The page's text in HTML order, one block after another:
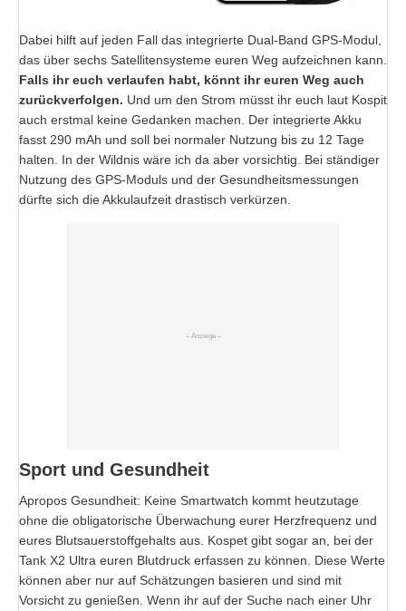
Dabei hilft auf jeden Fall das integrierte Dual-Band GPS-Modul,
das über sechs Satellitensysteme euren Weg aufzeichnen kann.
Falls ihr euch verlaufen habt, könnt ihr euren Weg auch
zurückverfolgen. Und um den Strom müsst ihr euch laut Kospit
auch erstmal keine Gedanken machen. Der integrierte Akku
fasst 290 mAh und soll bei normaler Nutzung bis zu 12 Tage
halten. In der Wildnis wäre ich da aber vorsichtig. Bei ständiger
Nutzung des GPS-Moduls und der Gesundheitsmessungen
dürfte sich die Akkulaufzeit drastisch verkürzen.
Sport und Gesundheit
Apropos Gesundheit: Keine Smartwatch kommt heutzutage
ohne die obligatorische Überwachung eurer Herzfrequenz und
eures Blutsauerstoffgehalts aus. Kospet gibt sogar an, bei der
Tank X2 Ultra euren Blutdruck erfassen zu können. Diese Werte
können aber nur auf Schätzungen basieren und sind mit
Vorsicht zu genießen. Wenn ihr auf der Suche nach einer Uhr